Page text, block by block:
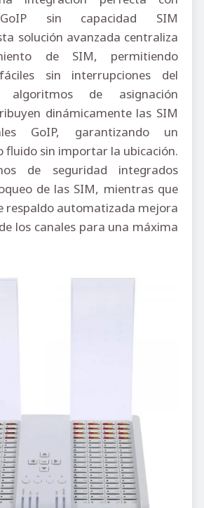
sin capacidad SIM
solución avanzada centraliza
de SIM, permitiendo
sin interrupciones del
algoritmos de asignación
dinámicamente las SIM
GoIP, garantizando un
sin importar la ubicación.
de seguridad integrados
de las SIM, mientras que
respaldo automatizada mejora
los canales para una máxima